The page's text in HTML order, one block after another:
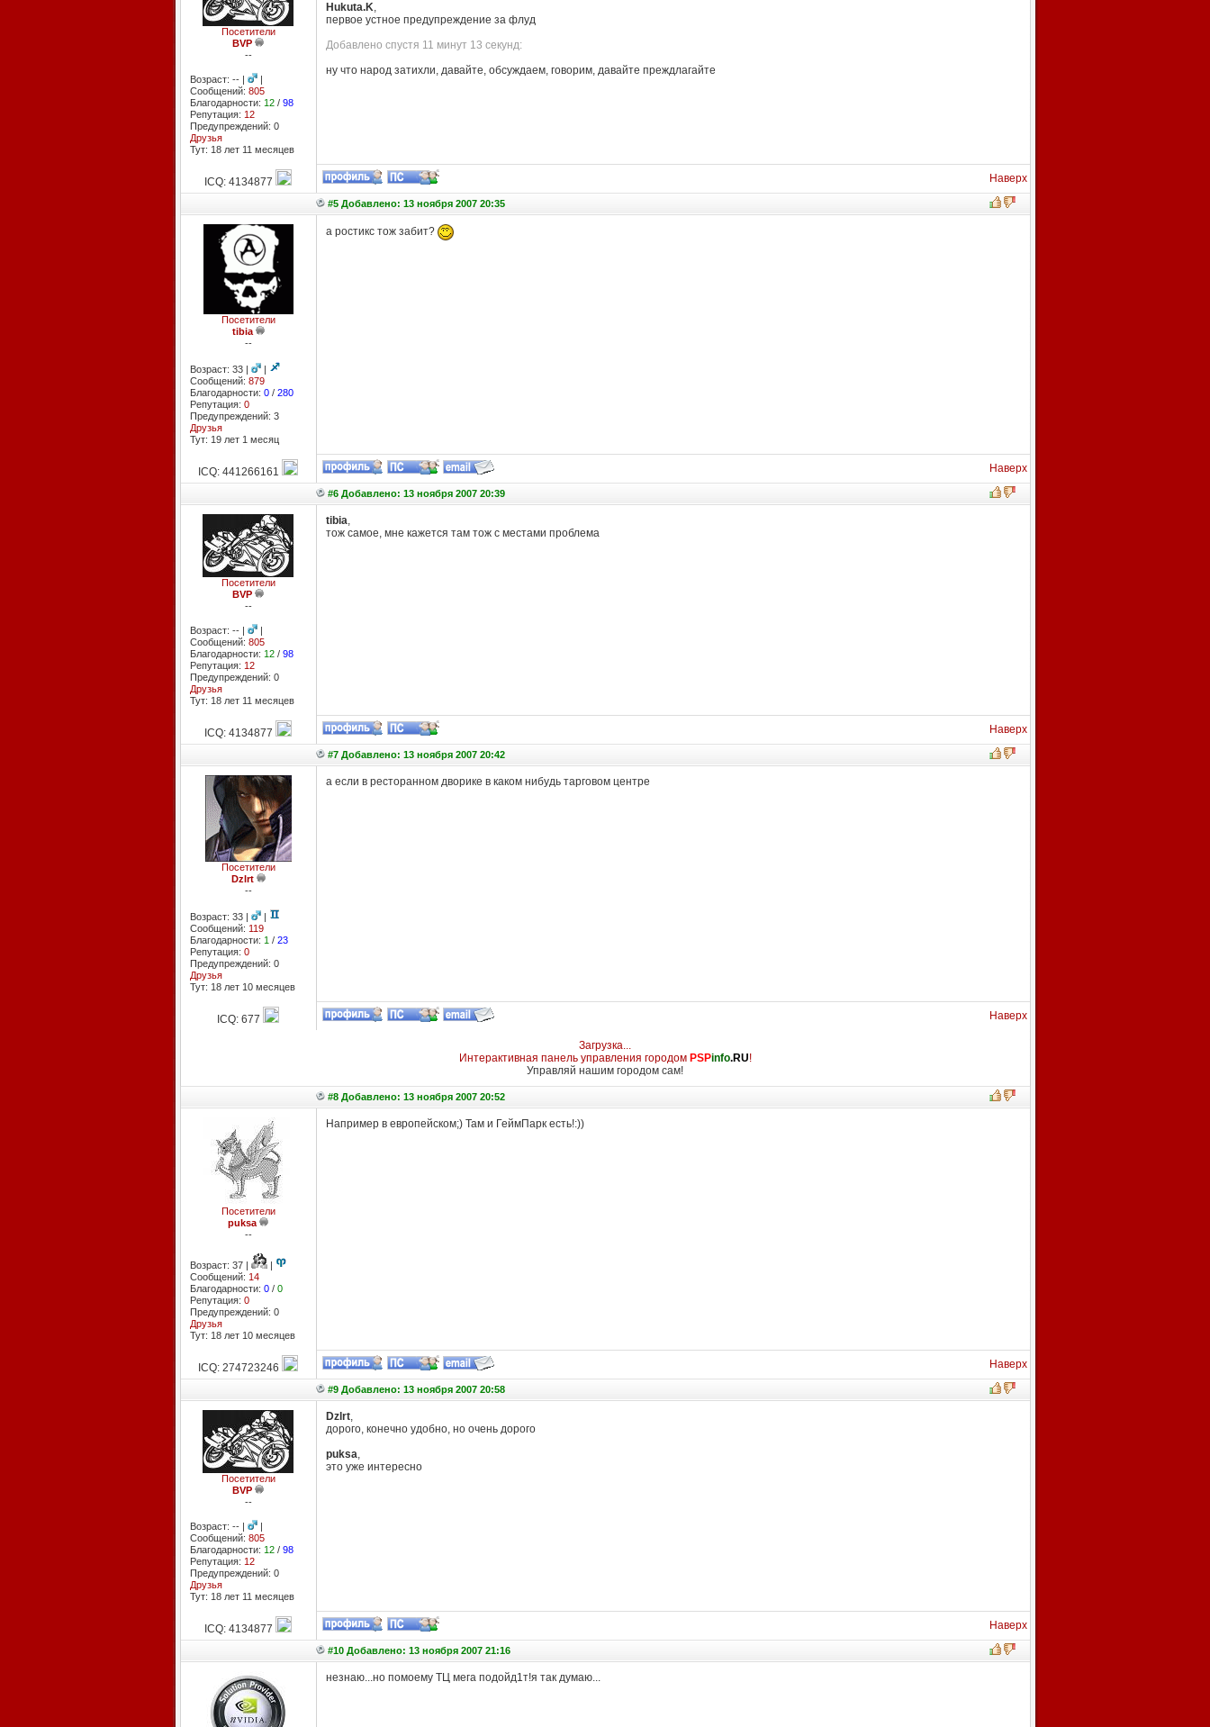
Посетители
BVP
--
Возраст: -- |
|
Сообщений: 805
Благодарности: 12/ 98
Репутация: 12
Предупреждений: 0
Друзья
Тут: 18 лет 11 месяцев
Hukuta.K,
первое устное предупреждение за флуд
Добавлено спустя 11 минут 13 секунд:
ну что народ затихли, давайте, обсуждаем, говорим, давайте преждлагайте
ICQ: 4134877 Наверх
#5 Добавлено: 13 ноября 2007 20:35
Посетители
tibia
--
Возраст: 33 |
|
Сообщений: 879
Благодарности: 0/ 280
Репутация: 0
Предупреждений: 3
Друзья
Тут: 19 лет 1 месяц
а ростикс тож забит?
ICQ: 441266161 Наверх
#6 Добавлено: 13 ноября 2007 20:39
Посетители
BVP
--
Возраст: -- |
|
Сообщений: 805
Благодарности: 12/ 98
Репутация: 12
Предупреждений: 0
Друзья
Тут: 18 лет 11 месяцев
tibia,
тож самое, мне кажется там тож с местами проблема
ICQ: 4134877 Наверх
#7 Добавлено: 13 ноября 2007 20:42
Посетители
Dzlrt
--
Возраст: 33 |
|
Сообщений: 119
Благодарности: 1 / 23
Репутация: 0
Предупреждений: 0
Друзья
Тут: 18 лет 10 месяцев
а если в ресторанном дворике в каком нибудь тарговом центре
ICQ: 677 Наверх
Загрузка...
Интерактивная панель управления городом PSPinfo.RU!
Управляй нашим городом сам!
#8 Добавлено: 13 ноября 2007 20:52
Посетители
puksa
--
Возраст: 37 |
|
Сообщений: 14
Благодарности: 0/ 0
Репутация: 0
Предупреждений: 0
Друзья
Тут: 18 лет 10 месяцев
Например в европейском;) Там и ГеймПарк есть!:))
ICQ: 274723246 Наверх
#9 Добавлено: 13 ноября 2007 20:58
Посетители
BVP
--
Возраст: -- |
|
Сообщений: 805
Благодарности: 12/ 98
Репутация: 12
Предупреждений: 0
Друзья
Тут: 18 лет 11 месяцев
Dzlrt,
дорого, конечно удобно, но очень дорого
puksa,
это уже интересно
ICQ: 4134877 Наверх
#10 Добавлено: 13 ноября 2007 21:16
незнаю...но помоему ТЦ мега подойд1т!я так думаю...